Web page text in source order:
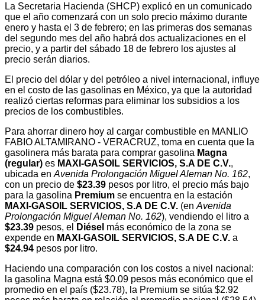
La Secretaria Hacienda (SHCP) explicó en un comunicado
que el año comenzará con un solo precio máximo durante
enero y hasta el 3 de febrero; en las primeras dos semanas
del segundo mes del año habrá dos actualizaciones en el
precio, y a partir del sábado 18 de febrero los ajustes al
precio serán diarios.
El precio del dólar y del petróleo a nivel internacional, influye
en el costo de las gasolinas en México, ya que la autoridad
realizó ciertas reformas para eliminar los subsidios a los
precios de los combustibles.
Para ahorrar dinero hoy al cargar combustible en MANLIO
FABIO ALTAMIRANO - VERACRUZ, toma en cuenta que la
gasolinera más barata para comprar gasolina Magna
(regular) es MAXI-GASOIL SERVICIOS, S.A DE C.V.,
ubicada en Avenida Prolongación Miguel Aleman No. 162,
con un precio de $23.39 pesos por litro, el precio más bajo
para la gasolina Premium se encuentra en la estación
MAXI-GASOIL SERVICIOS, S.A DE C.V. (en Avenida
Prolongación Miguel Aleman No. 162), vendiendo el litro a
$23.39 pesos, el Diésel más económico de la zona se
expende en MAXI-GASOIL SERVICIOS, S.A DE C.V. a
$24.94 pesos por litro.
Haciendo una comparación con los costos a nivel nacional:
la gasolina Magna está $0.09 pesos más económico que el
promedio en el país ($23.78), la Premium se sitúa $2.92